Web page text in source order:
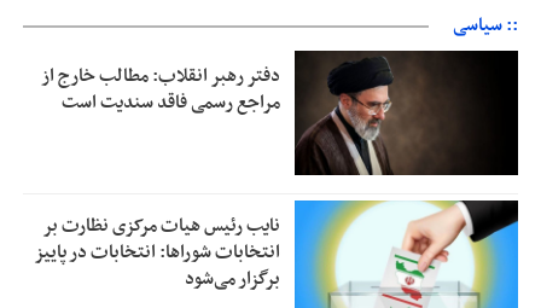
:: سیاسی
دفتر رهبر انقلاب: مطالب خارج از
مراجع رسمی فاقد سندیت است
نایب رئیس هیات مرکزی نظارت بر
انتخابات شوراها: انتخابات در پاییز
برگزار می‌شود